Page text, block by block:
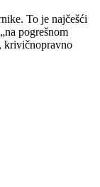
To je najčešći
pogrešnom
krivičnopravno